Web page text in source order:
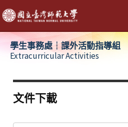
跳
至
主
學生事務處┆課外活動指導組
Extracurricular Activities
文件下載